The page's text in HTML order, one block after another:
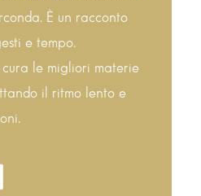
È un racconto
e tempo.
cura le migliori materie
il ritmo lento e